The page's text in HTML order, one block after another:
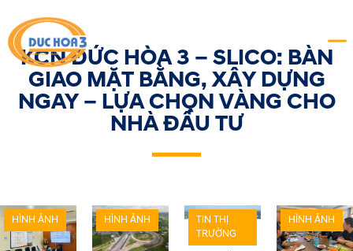
KCN ĐỨC HÒA 3 – SLICO: BÀN
GIAO MẶT BẰNG, XÂY DỰNG
NGAY – LỰA CHỌN VÀNG CHO
NHÀ ĐẦU TƯ
HÌNH ẢNH HÌNH ẢNH
TIN THỊ
TRƯỜNG
HÌNH ẢNH